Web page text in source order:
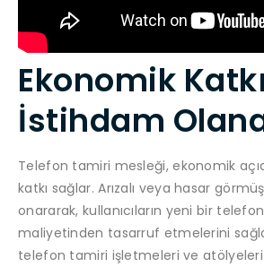
Ekonomik
İstihdam
Telefon tamiri mesleği, ekonomik
katkı sağlar. Arızalı veya hasar
onararak, kullanıcıların yeni bir
maliyetinden tasarruf etmelerini
telefon tamiri işletmeleri ve